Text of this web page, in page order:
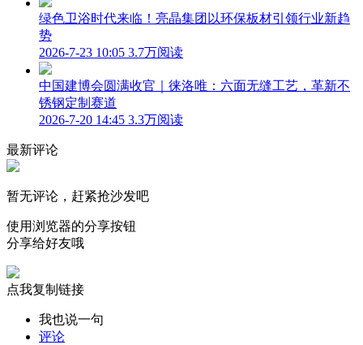
绿色卫浴时代来临！亮晶集团以环保板材引领行业新趋
势
2026-7-23 10:05 3.7万阅读
中国建博会圆满收官｜徕洛唯：六面无缝工艺，革新不
锈钢定制赛道
2026-7-20 14:45 3.3万阅读
最新评论
暂无评论，赶紧抢沙发吧
使用浏览器的分享按钮
分享给好友哦
点我复制链接
我也说一句
评论